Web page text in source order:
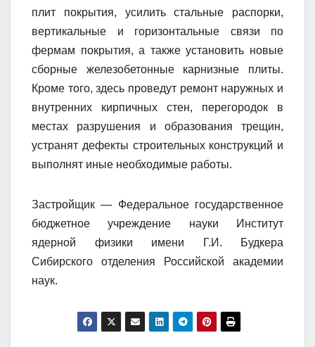
плит покрытия, усилить стальные распорки,
вертикальные и горизонтальные связи по
фермам покрытия, а также установить новые
сборные железобетонные карнизные плиты.
Кроме того, здесь проведут ремонт наружных и
внутренних кирпичных стен, перегородок в
местах разрушения и образования трещин,
устранят дефекты строительных конструкций и
выполнят иные необходимые работы.
Застройщик — Федеральное государственное
бюджетное учреждение науки Институт
ядерной физики имени Г.И. Будкера
Сибирского отделения Российской академии
наук.